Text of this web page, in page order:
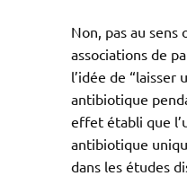
Non, pas au sens
associations de
l’idée de “laisser
antibiotique
effet établi que
antibiotique
dans les études